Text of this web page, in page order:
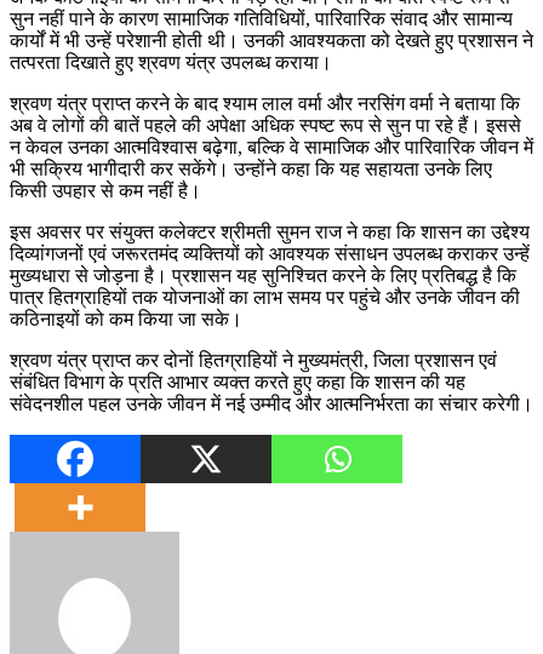
सुन नहीं पाने के कारण सामाजिक गतिविधियों, पारिवारिक संवाद और सामान्य
कार्यों में भी उन्हें परेशानी होती थी। उनकी आवश्यकता को देखते हुए प्रशासन ने
तत्परता दिखाते हुए श्रवण यंत्र उपलब्ध कराया।
श्रवण यंत्र प्राप्त करने के बाद श्याम लाल वर्मा और नरसिंग वर्मा ने बताया कि
अब वे लोगों की बातें पहले की अपेक्षा अधिक स्पष्ट रूप से सुन पा रहे हैं। इससे
न केवल उनका आत्मविश्वास बढ़ेगा, बल्कि वे सामाजिक और पारिवारिक जीवन में
भी सक्रिय भागीदारी कर सकेंगे। उन्होंने कहा कि यह सहायता उनके लिए
किसी उपहार से कम नहीं है।
इस अवसर पर संयुक्त कलेक्टर श्रीमती सुमन राज ने कहा कि शासन का उद्देश्य
दिव्यांगजनों एवं जरूरतमंद व्यक्तियों को आवश्यक संसाधन उपलब्ध कराकर उन्हें
मुख्यधारा से जोड़ना है। प्रशासन यह सुनिश्चित करने के लिए प्रतिबद्ध है कि
पात्र हितग्राहियों तक योजनाओं का लाभ समय पर पहुंचे और उनके जीवन की
कठिनाइयों को कम किया जा सके।
श्रवण यंत्र प्राप्त कर दोनों हितग्राहियों ने मुख्यमंत्री, जिला प्रशासन एवं
संबंधित विभाग के प्रति आभार व्यक्त करते हुए कहा कि शासन की यह
संवेदनशील पहल उनके जीवन में नई उम्मीद और आत्मनिर्भरता का संचार करेगी।